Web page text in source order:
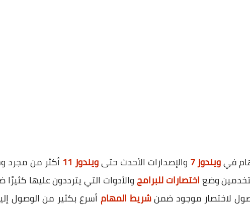
فيويندوز 7 والإصدارات الأحدث حتىويندوز 11
أكثر من مجرد
وضعاختصارات للبرامجوالأدوات التي يترددون عليها
لاختصار موجود ضمنشريط المهامأسرع بكثير من الوصول